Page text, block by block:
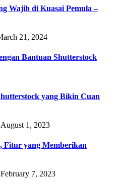
Wajib di Kuasai Pemula –
21, 2024
Bantuan Shutterstock
yang Bikin Cuan
August 1, 2023
Fitur yang Memberikan
February 7, 2023